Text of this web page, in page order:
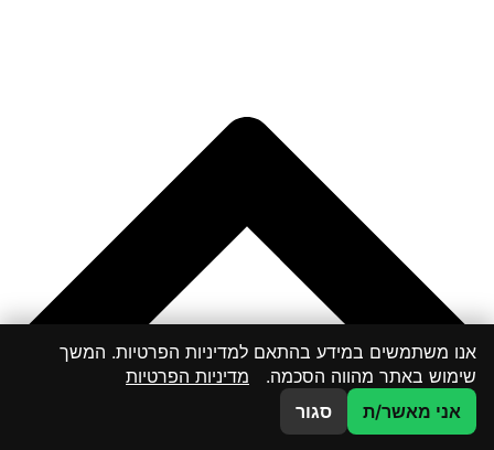
אנו משתמשים במידע בהתאם למדיניות הפרטיות. המשך
שימוש באתר מהווה הסכמה. מדיניות הפרטיות
אני מאשר/ת
סגור